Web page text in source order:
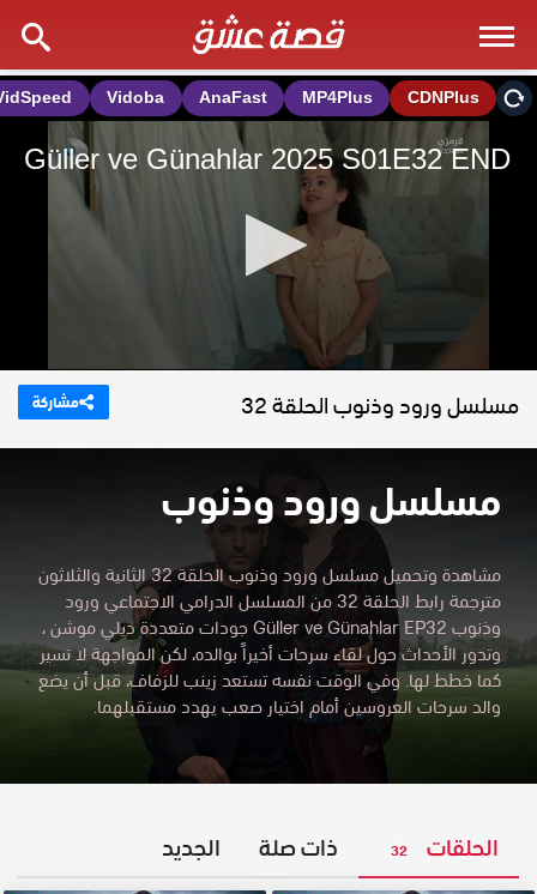
مسلسل ورود وذنوب الحلقة 32 مشاركة
مسلسل ورود وذنوب
مشاهدة وتحميل مسلسل ورود وذنوب الحلقة 32 الثانية والثلاثون
مترجمة رابط الحلقة 32 من المسلسل الدرامي الاجتماعي ورود
وذنوب Güller ve Günahlar EP32 جودات متعددة ديلي موشن ،
وتدور الأحداث حول لقاء سرحات أخيراً بوالده، لكن المواجهة لا تسير
كما خطط لها. وفي الوقت نفسه تستعد زينب للزفاف، قبل أن يضع
والد سرحات العروسين أمام اختيار صعب يهدد مستقبلهما.
الحلقات 32 ذات صلة الجديد